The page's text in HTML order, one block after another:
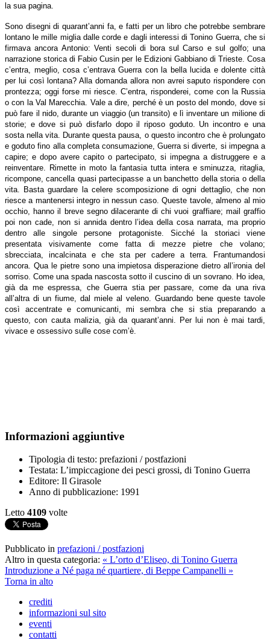
la sua pagina.
Sono disegni di quarant’anni fa, e fatti per un libro che potrebbe sembrare
lontano le mille miglia dalle corde e dagli interessi di Tonino Guerra, che si
firmava ancora Antonio: Venti secoli di bora sul Carso e sul golfo; una
narrazione storica di Fabio Cusin per le Edizioni Gabbiano di Trieste. Cosa
c’entra, meglio, cosa c’entrava Guerra con la bella lucida e dolente città
per lui così lontana? Alla domanda allora non avrei saputo rispondere con
prontezza; oggi forse mi riesce. C’entra, risponderei, come con la Russia
o con la Val Marecchia. Vale a dire, perché è un posto del mondo, dove si
può fare il nido, durante un viaggio (un transito) e lì inventare un milione di
storie; e dove si può disfarlo dopo il riposo goduto. Un incontro e una
sosta nella vita. Durante questa pausa, o questo incontro che è prolungato
e goduto fino alla completa consumazione, Guerra si diverte, si impegna a
capire; e dopo avere capito o partecipato, si impegna a distruggere e a
reinventare. Rimette in moto la fantasia tutta intera e sminuzza, ritaglia,
ricompone, cancella quasi partecipasse a un banchetto della storia o della
vita. Basta guardare la celere scomposizione di ogni dettaglio, che non
riesce a mantenersi integro in nessun caso. Queste tavole, almeno al mio
occhio, hanno il breve segno dilacerante di chi vuoi graffiare; mail graffio
poi non cade, non si annida dentro l’idea della cosa narrata, ma proprio
dentro alle singole persone protagoniste. Sicché la storiaci viene
presentata visivamente come fatta di mezze pietre che volano;
sbrecciata, incalcinata e che sta per cadere a terra. Frantumandosi
ancora. Qua le pietre sono una impietosa disperazione dietro all’ironia del
sorriso. Come una spada nascosta sotto il cuscino di un sovrano. Ho idea,
già da me espressa, che Guerra stia per passare, come da una riva
all’altra di un fiume, dal miele al veleno. Guardando bene queste tavole
così accentrate e comunicanti, mi sembra che si stia preparando a
questo, con cauta malizia, già da quarant’anni. Per lui non è mai tardi,
vivace e ossessivo sulle cose com’è.
Informazioni aggiuntive
Tipologia di testo: prefazioni / postfazioni
Testata: L’impiccagione dei pesci grossi, di Tonino Guerra
Editore: Il Girasole
Anno di pubblicazione: 1991
Letto 4109 volte
Pubblicato in prefazioni / postfazioni
Altro in questa categoria: « L’orto d’Eliseo, di Tonino Guerra
Introduzione a Né paga né quartiere, di Beppe Campanelli »
Torna in alto
crediti
informazioni sul sito
eventi
contatti